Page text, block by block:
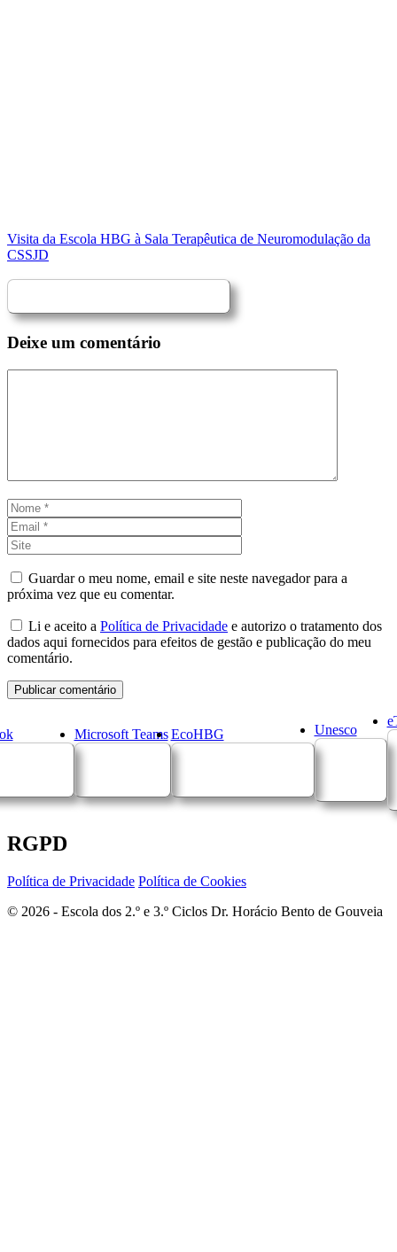
Visita da Escola HBG à Sala Terapêutica de Neuromodulação da
CSSJD
Deixe um comentário
Nome
Guardar o meu nome, email e site neste navegador para a
próxima vez que eu comentar.
Li e aceito a Política de Privacidade e autorizo o tratamento dos
dados aqui fornecidos para efeitos de gestão e publicação do meu
comentário.
Microsoft Teams EcoHBG Unesco
RGPD
Política de Privacidade Política de Cookies
© 2026 - Escola dos 2.º e 3.º Ciclos Dr. Horácio Bento de Gouveia